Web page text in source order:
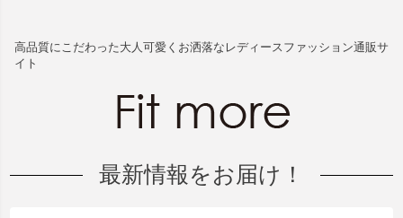
高品質にこだわった大人可愛くお洒落なレディースファッション通販サ
イト
最新情報をお届け！